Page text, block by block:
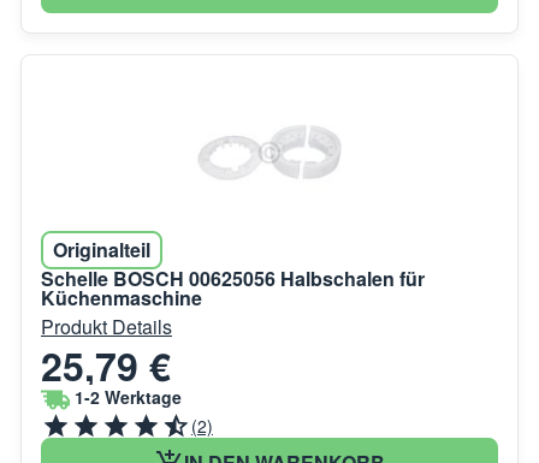
Originalteil
Schelle BOSCH 00625056 Halbschalen für
Küchenmaschine
Produkt Details
25,79 €
1-2 Werktage
(2)